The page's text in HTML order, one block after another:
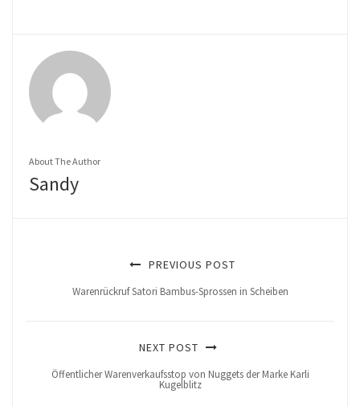
About The Author
Sandy
PREVIOUS POST
Warenrückruf Satori Bambus-Sprossen in Scheiben
NEXT POST
Öffentlicher Warenverkaufsstop von Nuggets der Marke Karli
Kugelblitz